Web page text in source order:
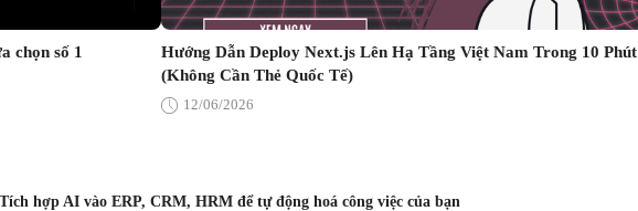
chọn số 1
Hướng Dẫn Deploy Next.js Lên Hạ Tầng Việt Nam Trong 10 Phút
(Không Cần Thẻ Quốc Tế)
12/06/2026
hợp AI vào ERP, CRM, HRM để tự động hoá công việc của bạn